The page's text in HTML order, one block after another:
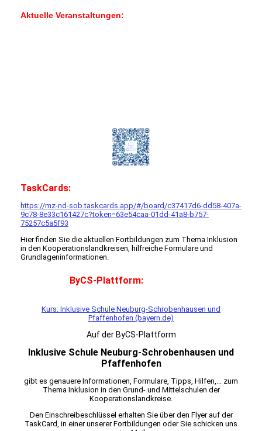
Aktuelle Veranstaltungen:
TaskCards:
https://mz-nd-sob.taskcards.app/#/board/c37417d6-dd58-407a-
9c78-8e33c161427c?token=63e54caa-01dd-41a8-b757-
75257c5a5f93
Hier finden Sie die aktuellen Fortbildungen zum Thema Inklusion
in den Kooperationslandkreisen, hilfreiche Formulare und
Grundlageninformationen.
ByCS-Plattform:
Kurs: Inklusive Schule Neuburg-Schrobenhausen und
Pfaffenhofen (bayern.de)
Auf der ByCS-Plattform
Inklusive Schule Neuburg-Schrobenhausen und
Pfaffenhofen
gibt es genauere Informationen, Formulare, Tipps, Hilfen,... zum
Thema Inklusion in den Grund- und Mittelschulen der
Kooperationslandkreise.
Den Einschreibeschlüssel erhalten Sie über den Flyer auf der
TaskCard, in einer unserer Fortbildungen oder Sie schicken uns